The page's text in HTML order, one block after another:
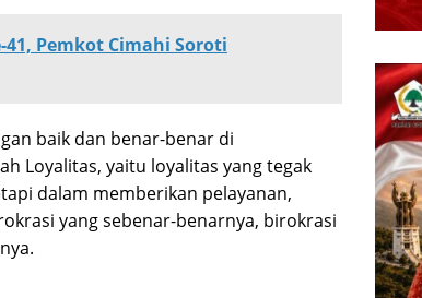
Pemkot Cimahi Soroti
baik dan benar-benar di
Loyalitas, yaitu loyalitas yang tegak
dalam memberikan pelayanan,
yang sebenar-benarnya, birokrasi